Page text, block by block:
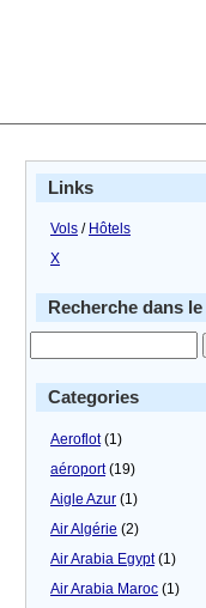
Links
Vols / Hôtels
X
Recherche dans
Categories
Aeroflot(1)
aéroport(19)
Aigle Azur (1)
Air Algérie (2)
Air Arabia Egypt(1)
Air Arabia Maroc (1)